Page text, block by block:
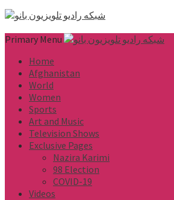
Primary Menu
Home
Afghanistan
World
Women
Sports
Art and Music
Television Shows
Exclusive Pages
Nazira Karimi
98 Election
COVID-19
Videos